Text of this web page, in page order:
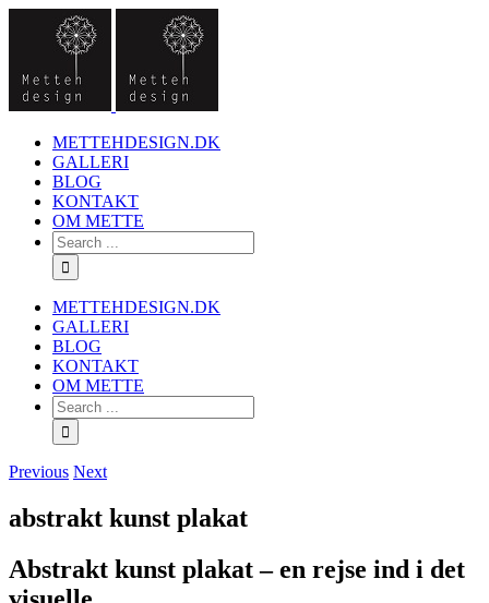
METTEHDESIGN.DK
GALLERI
BLOG
KONTAKT
OM METTE
METTEHDESIGN.DK
GALLERI
BLOG
KONTAKT
OM METTE
Previous Next
abstrakt kunst plakat
Abstrakt kunst plakat – en rejse ind i det